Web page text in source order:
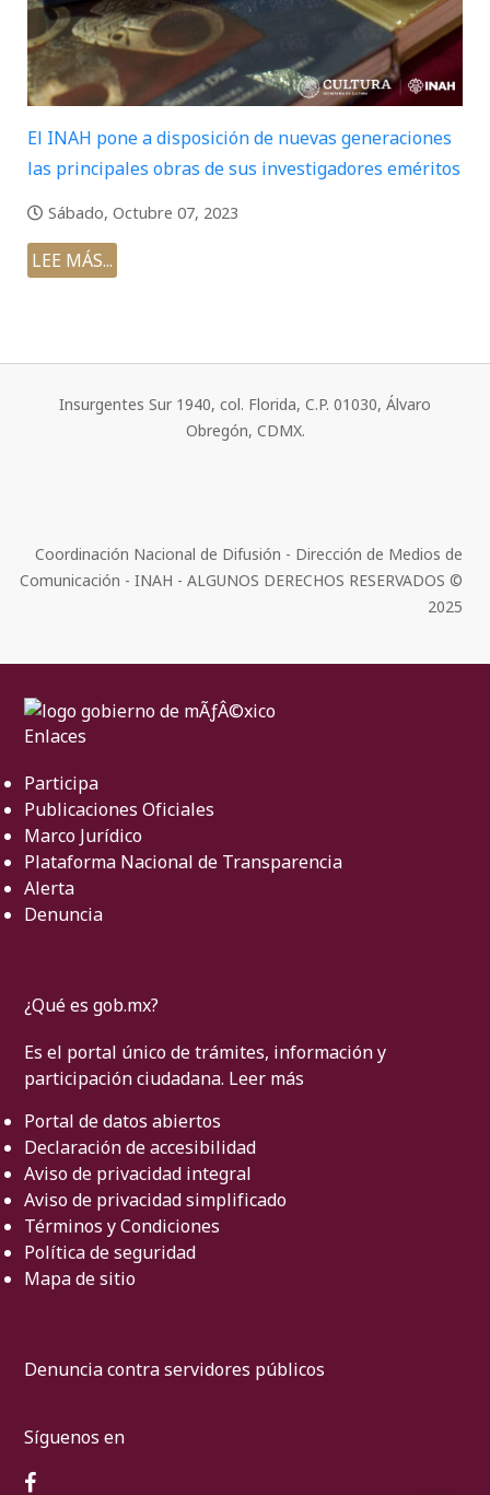
El INAH pone a disposición de nuevas generaciones
las principales obras de sus investigadores eméritos
Sábado, Octubre 07, 2023
LEE MÁS...
Insurgentes Sur 1940, col. Florida, C.P. 01030, Álvaro
Obregón, CDMX.
Coordinación Nacional de Difusión - Dirección de Medios de
Comunicación - INAH - ALGUNOS DERECHOS RESERVADOS ©
2025
Enlaces
Participa
Publicaciones Oficiales
Marco Jurídico
Plataforma Nacional de Transparencia
Alerta
Denuncia
¿Qué es gob.mx?
Es el portal único de trámites, información y
participación ciudadana. Leer más
Portal de datos abiertos
Declaración de accesibilidad
Aviso de privacidad integral
Aviso de privacidad simplificado
Términos y Condiciones
Política de seguridad
Mapa de sitio
Denuncia contra servidores públicos
Síguenos en